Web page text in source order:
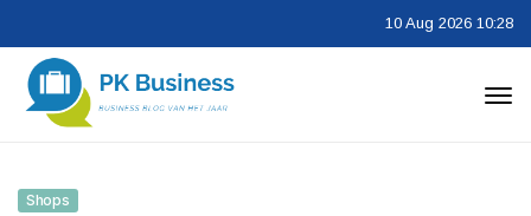
10 Aug 2026 10:28
Shops